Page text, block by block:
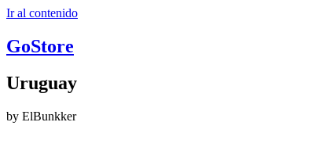
Ir al contenido
GoStore
Uruguay
by ElBunkker